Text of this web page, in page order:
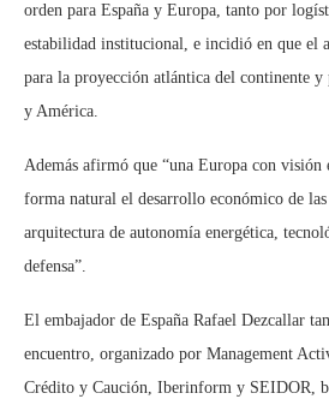
orden para España y Europa, tanto por
estabilidad institucional, e incidió en que el
para la proyección atlántica del continente y
y América.
Además afirmó que “una Europa con visión
forma natural el desarrollo económico de
arquitectura de autonomía energética,
defensa”.
El embajador de España Rafael Dezcallar
encuentro, organizado por Management
Crédito y Caución, Iberinform y SEIDOR,